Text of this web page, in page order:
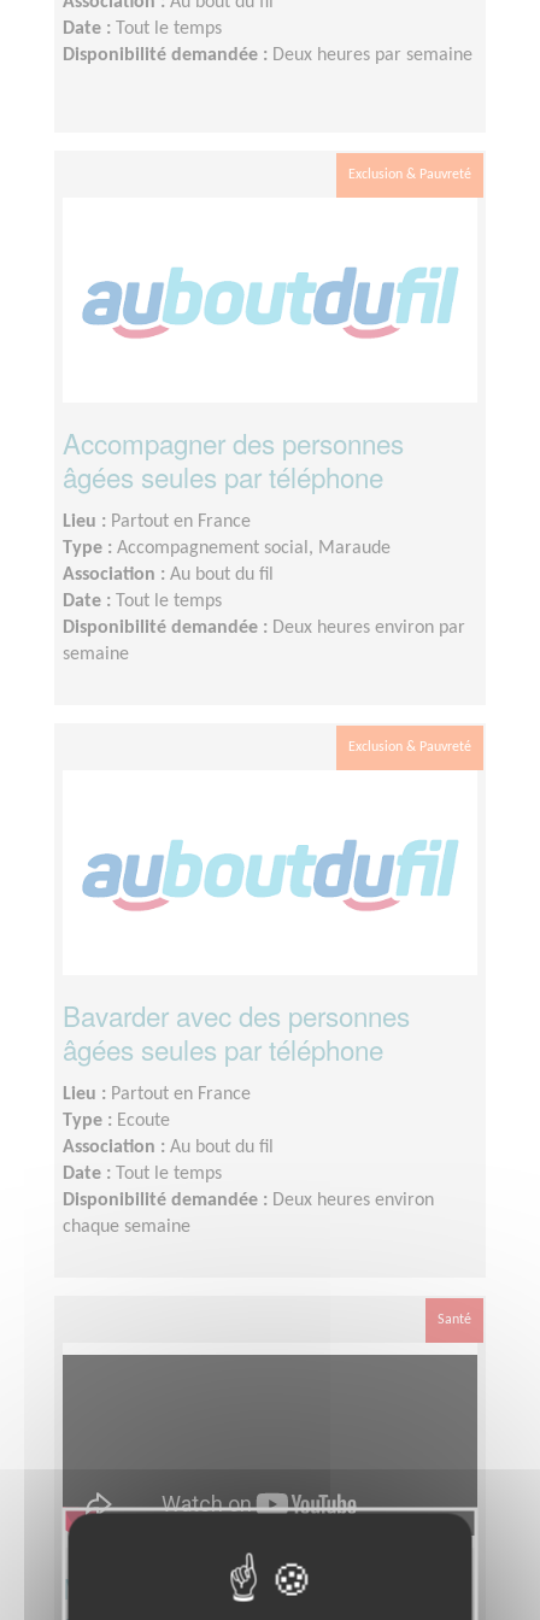
Date :
Tout le temps
Disponibilité demandée : Deux heures par semaine
Exclusion & Pauvreté
Accompagner des personnes
âgées seules par téléphone
Lieu : Partout en France
Type : Accompagnement social, Maraude
Association : Au bout du fil
Date :
Tout le temps
Disponibilité demandée : Deux heures environ par
semaine
Exclusion & Pauvreté
Bavarder avec des personnes
âgées seules par téléphone
Lieu : Partout en France
Type : Ecoute
Association : Au bout du fil
Date :
Tout le temps
Disponibilité demandée : Deux heures environ
chaque semaine
Santé
Monter des vidéos mobilité